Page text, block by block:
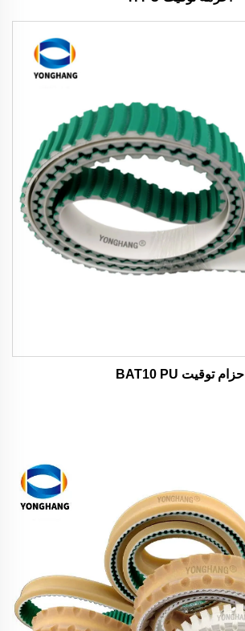
حزام توقيت BAT10 PU